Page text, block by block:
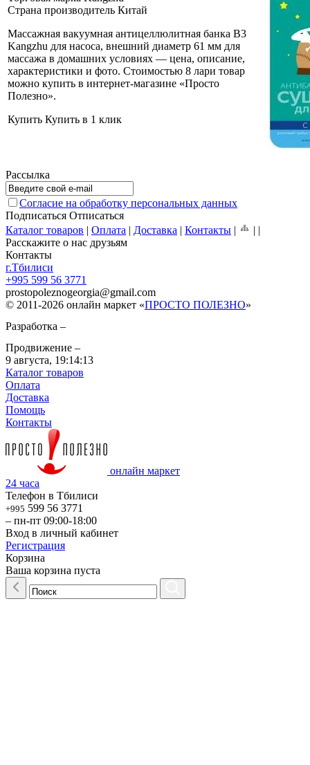
Страна производитель Китай
Массажная вакуумная антицеллюлитная банка B3
Kangzhu для насоса, внешний диаметр 61 мм для
массажа в домашних условиях — цена, описание,
характеристики и фото. Стоимостью 8 лари товар
можно купить в интернет-магазине «Просто
Полезно».
Купить Купить в 1 клик
Рассылка
Согласие на обработку персональных данных
Подписаться Отписаться
Каталог товаров | Оплата | Доставка | Контакты | | |
Расскажите о нас друзьям
Контакты
г.Тбилиси
+995 599 56 3771
prostopoleznogeorgia@gmail.com
© 2011-2026 онлайн маркет «ПРОСТО ПОЛЕЗНО»
Разработка –
Продвижение –
9 августа, 19:14:13
Каталог товаров
Оплата
Доставка
Помощь
Контакты
онлайн маркет
24 часа
Телефон в Тбилиси
+995 599 56 3771
– пн-пт 09:00-18:00
Вход в личный кабинет
Регистрация
Корзина
Ваша корзина пуста